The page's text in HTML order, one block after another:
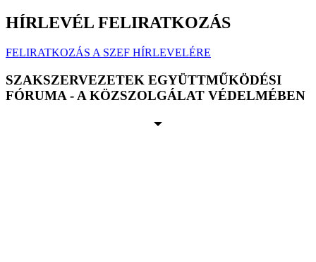
HÍRLEVÉL FELIRATKOZÁS
FELIRATKOZÁS A SZEF HÍRLEVELÉRE
SZAKSZERVEZETEK EGYÜTTMŰKÖDÉSI
FÓRUMA - A KÖZSZOLGÁLAT VÉDELMÉBEN